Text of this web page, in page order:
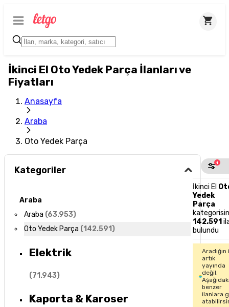
İkinci El Oto Yedek Parça İlanları ve
Fiyatları
Anasayfa
Araba
Oto Yedek Parça
Kategoriler
Araba
Araba (63.953)
Oto Yedek Parça (142.591)
Elektrik
(71.943)
Kaporta & Karoser
1
İkinci El
Yedek
Parça
142.591
bulundu
Aradığın
artık
yayında
değil.
benzer
ilanlara